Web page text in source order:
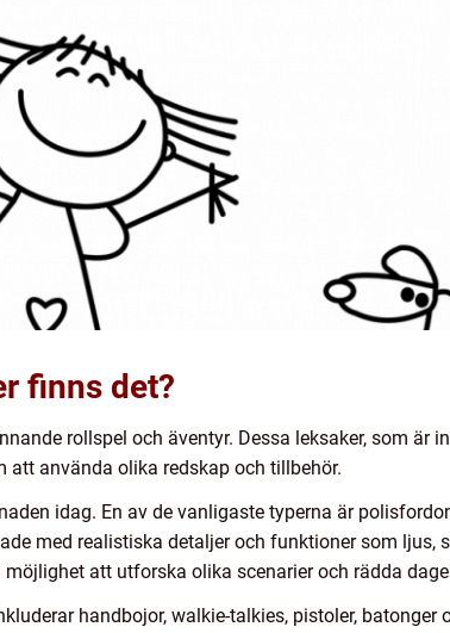
finns det?
rollspel och äventyr. Dessa leksaker, som är
att använda olika redskap och tillbehör.
idag. En av de vanligaste typerna är
med realistiska detaljer och funktioner som ljus,
att utforska olika scenarier och rädda
handbojor, walkie-talkies, pistoler, batonger